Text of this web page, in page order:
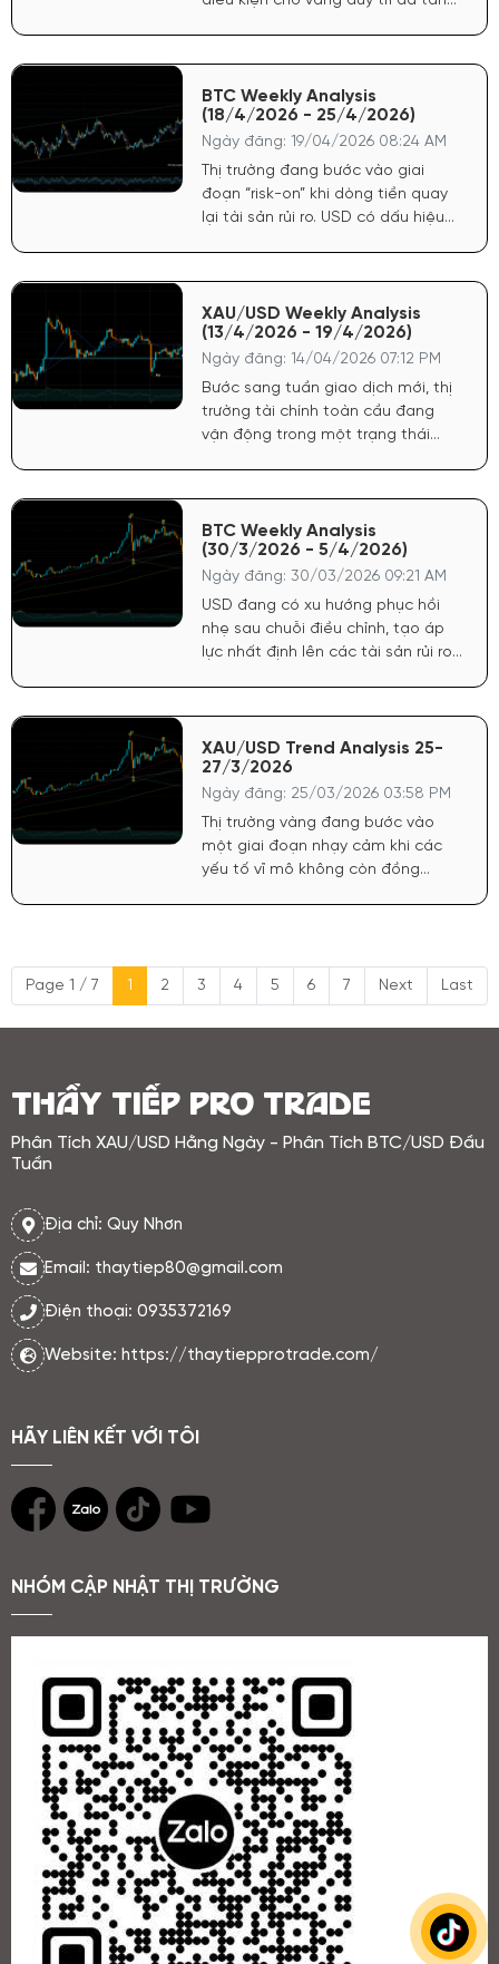
không làm giảm sức hút của vàng
do yếu tố phòng hộ vẫn còn.
BTC Weekly Analysis
(18/4/2026 - 25/4/2026)
Ngày đăng: 19/04/2026 08:24 AM
Thị trường đang bước vào giai
đoạn “risk-on” khi dòng tiền quay
lại tài sản rủi ro. USD có dấu hiệu
cực, phản ánh kỳ vọng kinh tế ổn
định, qua đó hỗ trợ tâm lý cho
Bitcoin.
XAU/USD Weekly Analysis
(13/4/2026 - 19/4/2026)
Ngày đăng: 14/04/2026 07:12 PM
Bước sang tuần giao dịch mới, thị
trường tài chính toàn cầu đang
vận động trong một trạng thái
chuỗi tăng mạnh nhờ lợi suất cao
và kỳ vọng chính sách cứng rắn từ
FED, hiện đã có dấu hiệu chững lại,
tạo ra khoảng trống cho các tài
sản trú ẩn như vàng hồi phục.
BTC Weekly Analysis
(30/3/2026 - 5/4/2026)
Ngày đăng: 30/03/2026 09:21 AM
USD đang có xu hướng phục hồi
nhẹ sau chuỗi điều chỉnh, tạo áp
lực nhất định lên các tài sản rủi ro
còn hiện diện. Chứng khoán Mỹ
duy trì trạng thái giằng co, chưa có
xu hướng rõ ràng, phản ánh tâm lý
thận trọng của dòng tiền lớn
XAU/USD Trend Analysis 25-
27/3/2026
Ngày đăng: 25/03/2026 03:58 PM
Thị trường vàng đang bước vào
một giai đoạn nhạy cảm khi các
yếu tố vĩ mô không còn đồng
trữ Liên bang Mỹ (FED) chưa phát đi
tín hiệu rõ ràng về việc hạ lãi suất.
Chính điều này khiến vàng gặp áp
Page 1 / 7 1 2 3 4 5 6 7 Next Last
THẦY TIẾP PRO TRADE
Phân Tích XAU/USD Hằng Ngày - Phân Tích BTC/USD Đầu
Tuần
Địa chỉ: Quy Nhơn
Email: thaytiep80@gmail.com
Điện thoại: 0935372169
Website: https://thaytiepprotrade.com/
HÃY LIÊN KẾT VỚI TÔI
NHÓM CẬP NHẬT THỊ TRƯỜNG